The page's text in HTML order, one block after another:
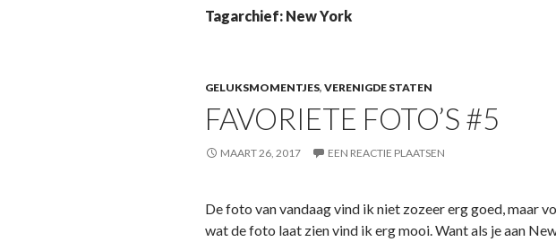
Tagarchief: New York
GELUKSMOMENTJES, VERENIGDE STATEN
FAVORIETE FOTO’S #5
MAART 26, 2017 EEN REACTIE PLAATSEN
De foto van vandaag vind ik niet zozeer erg goed, maar
wat de foto laat zien vind ik erg mooi. Want als je aan